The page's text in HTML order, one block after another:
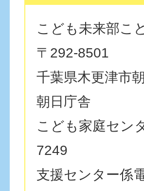
こども未来部こ
〒292-8501
千葉県木更津市
朝日庁舎
こども家庭セン
7249
支援センター係